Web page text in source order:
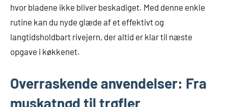
hvor bladene ikke bliver beskadiget. Med denne enkle
rutine kan du nyde glæde af et effektivt og
langtidsholdbart rivejern, der altid er klar til næste
opgave i køkkenet.
Overraskende anvendelser: Fra
muskatnød til trøfler